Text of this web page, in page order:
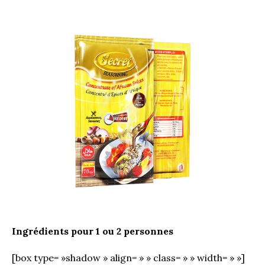
Ingrédients pour 1 ou 2 personnes
[box type= »shadow » align= » » class= » » width= » »]